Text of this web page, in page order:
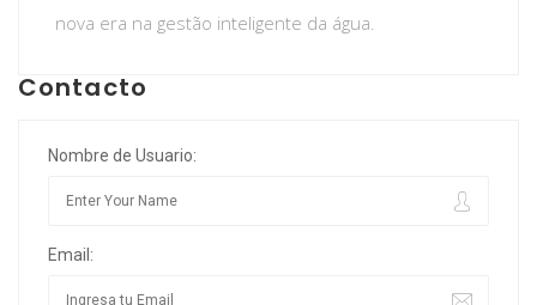
nova era na gestão inteligente da água.
Contacto
Nombre de Usuario:
Email: